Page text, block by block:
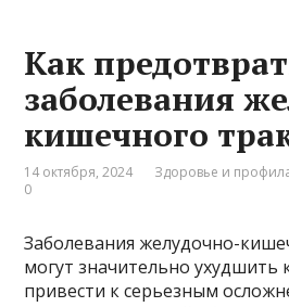
Как
заболевания
кишечного
14 октября, 2024 Здоровье и
0
Заболевания желудочно-
могут значительно ухудшить
привести к серьезным